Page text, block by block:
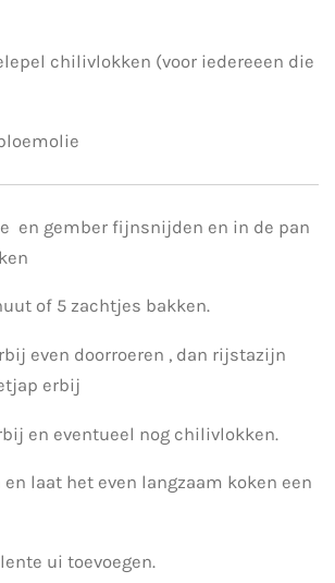
chilivlokken (voor iedereeen die
en gember fijnsnijden en in de pan
of 5 zachtjes bakken.
even doorroeren , dan rijstazijn
erbij
en eventueel nog chilivlokken.
en laat het even langzaam koken een
ui toevoegen.